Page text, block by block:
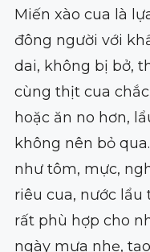
Miến xào cua là
đông người với
dai, không bị bở,
cùng thịt cua
hoặc ăn no hơn,
không nên bỏ
như tôm, mực,
riêu cua, nước lẩu
rất phù hợp cho
ngày mưa nhẹ,